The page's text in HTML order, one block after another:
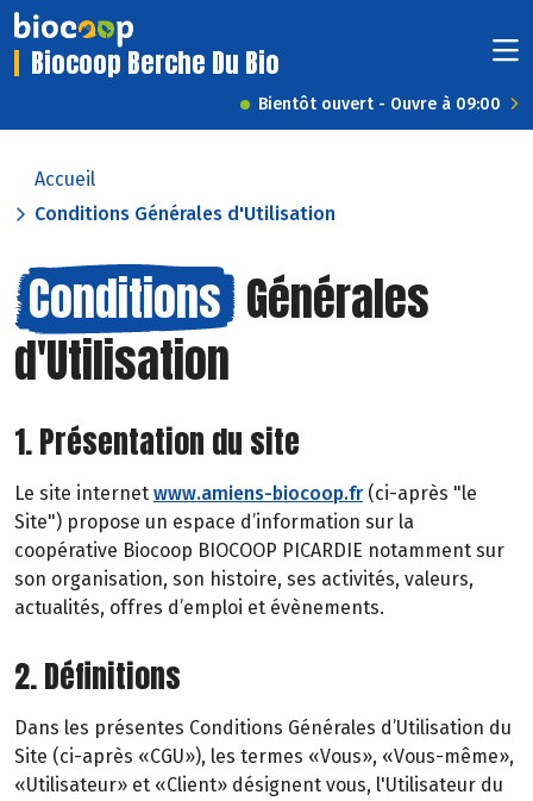
Biocoop Berche Du Bio
Bientôt ouvert - Ouvre à 09:00
Accueil
Conditions Générales d'Utilisation
Conditions Générales
d'Utilisation
1. Présentation du site
Le site internet www.amiens-biocoop.fr (ci-après "le
Site") propose un espace d’information sur la
coopérative Biocoop BIOCOOP PICARDIE notamment sur
son organisation, son histoire, ses activités, valeurs,
actualités, offres d’emploi et évènements.
2. Définitions
Dans les présentes Conditions Générales d’Utilisation du
Site (ci-après «CGU»), les termes «Vous», «Vous-même»,
«Utilisateur» et «Client» désignent vous, l'Utilisateur du